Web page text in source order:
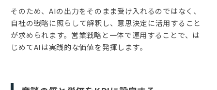
そのため、AIの出力をそのまま受け入れるのではなく、
自社の戦略に照らして解釈し、意思決定に活用すること
が求められます。営業戦略と一体で運用することで、は
じめてAIは実践的な価値を発揮します。